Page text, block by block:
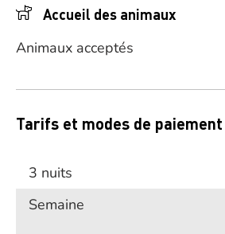
Accueil des animaux
Animaux acceptés
Tarifs et modes de paiement
3 nuits
Semaine